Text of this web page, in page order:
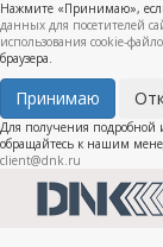
Нажмите «Принимаю»,
данных для посетителей
использования cookie-
браузера.
Принимаю
Для получения подробной
обращайтесь к нашим
client@dnk.ru